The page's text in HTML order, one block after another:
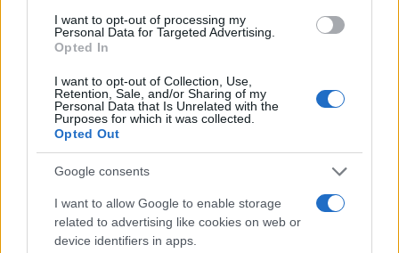
I want to opt-out of processing my
Personal Data for Targeted Advertising.
Opted In
I want to opt-out of Collection, Use,
Retention, Sale, and/or Sharing of my
Personal Data that Is Unrelated with the
Purposes for which it was collected.
Opted Out
Google consents
I want to allow Google to enable storage
related to advertising like cookies on web or
device identifiers in apps.
Eclipse solar 2026: Todo lo que necesitas
saber sobre el evento astronómico